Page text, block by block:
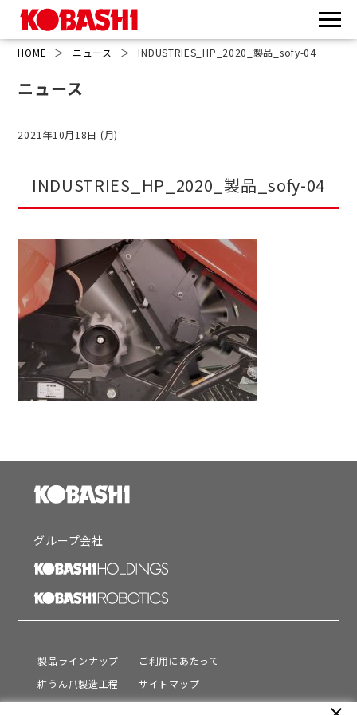
HOME ＞ ニュース ＞ INDUSTRIES_HP_2020_製品_sofy-04
ニュース
2021年10月18日 (月)
INDUSTRIES_HP_2020_製品_sofy-04
グループ会社
製品ラインナップ
耕うん爪製造工程
サポート
ご利用にあたって
サイトマップ
プライバシーポリシー